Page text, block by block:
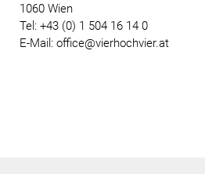
1060 Wien
Tel: +43 (0) 1 504 16 14 0
E-Mail: office@vierhochvier.at